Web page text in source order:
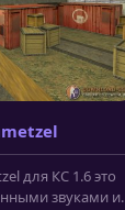
для КС 1.6 это
звуками и